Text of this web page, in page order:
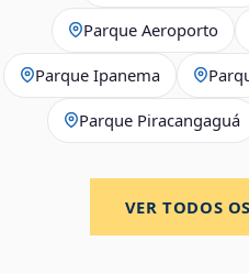
Parque Aeroporto
Parque Ipanema
Parque Piracangaguá
VER TODOS OS